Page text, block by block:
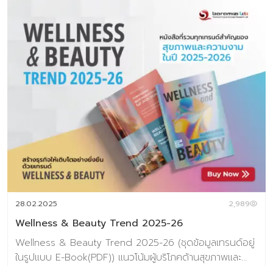
28.02.2025 2,989
Wellness & Beauty Trend 2025-26
Wellness & Beauty Trend 2025-26 (ชุดข้อมูลเทรนด์อยู่
ในรูปแบบ E-Book(PDF)) แนวโน้มผู้บริโภคด้านสุขภาพและ